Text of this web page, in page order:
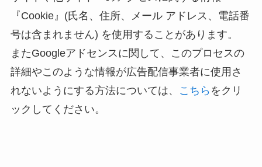
『Cookie』(氏名、住所、メール アドレス、電話番
号は含まれません) を使用することがあります。
またGoogleアドセンスに関して、このプロセスの
詳細やこのような情報が広告配信事業者に使用さ
れないようにする方法については、
こちら をクリ
ックしてください。